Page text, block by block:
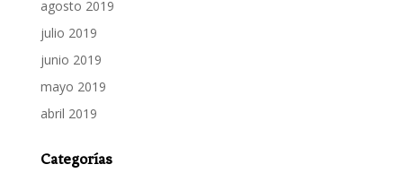
agosto 2019
julio 2019
junio 2019
mayo 2019
abril 2019
Categorías